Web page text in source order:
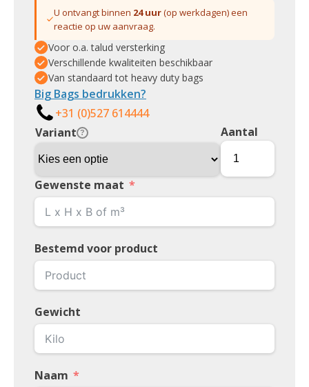
U ontvangt binnen 24 uur(op werkdagen) een
reactie op uw aanvraag.
Voor o.a. talud versterking
Verschillende kwaliteiten beschikbaar
Van standaard tot heavy duty bags
Big Bags bedrukken?
+31 (0)527 614444
Variant ? Aantal
Gewenste maat
Bestemd voor product
Gewicht
Naam